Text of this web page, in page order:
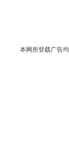
本网所登载广告